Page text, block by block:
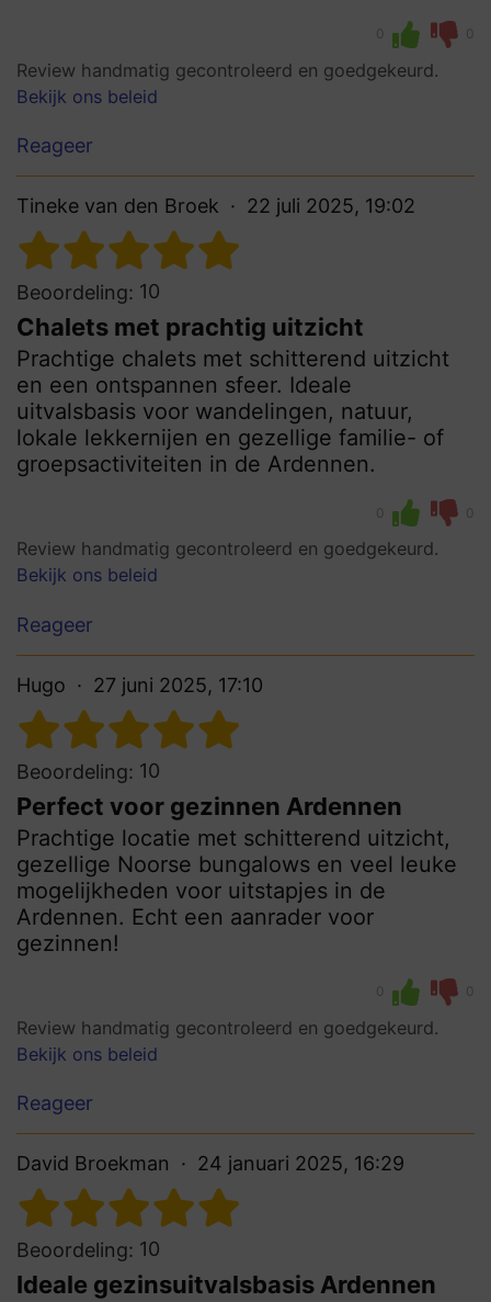
0 0
Review handmatig gecontroleerd en goedgekeurd.
Bekijk ons beleid
Reageer
Tineke van den Broek 22 juli 2025, 19:02
Beoordeling: 10
Chalets met prachtig uitzicht
Prachtige chalets met schitterend uitzicht
en een ontspannen sfeer. Ideale
uitvalsbasis voor wandelingen, natuur,
lokale lekkernijen en gezellige familie- of
groepsactiviteiten in de Ardennen.
0 0
Review handmatig gecontroleerd en goedgekeurd.
Bekijk ons beleid
Reageer
Hugo 27 juni 2025, 17:10
Beoordeling: 10
Perfect voor gezinnen Ardennen
Prachtige locatie met schitterend uitzicht,
gezellige Noorse bungalows en veel leuke
mogelijkheden voor uitstapjes in de
Ardennen. Echt een aanrader voor
gezinnen!
0 0
Review handmatig gecontroleerd en goedgekeurd.
Bekijk ons beleid
Reageer
David Broekman 24 januari 2025, 16:29
Beoordeling: 10
Ideale gezinsuitvalsbasis Ardennen